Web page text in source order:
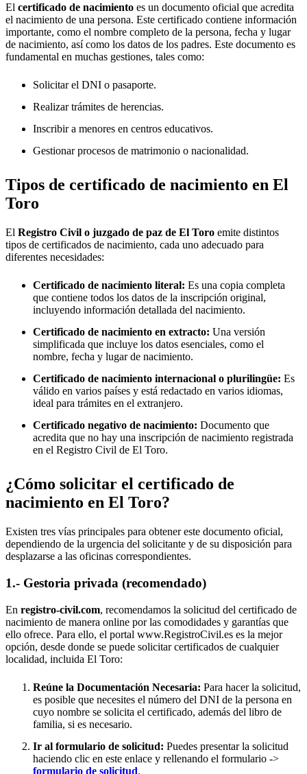
El certificado de nacimiento es un documento oficial que acredita
el nacimiento de una persona. Este certificado contiene información
importante, como el nombre completo de la persona, fecha y lugar
de nacimiento, así como los datos de los padres. Este documento es
fundamental en muchas gestiones, tales como:
Solicitar el DNI o pasaporte.
Realizar trámites de herencias.
Inscribir a menores en centros educativos.
Gestionar procesos de matrimonio o nacionalidad.
Tipos de certificado de nacimiento en El
Toro
El Registro Civil o juzgado de paz de El Toro emite distintos
tipos de certificados de nacimiento, cada uno adecuado para
diferentes necesidades:
Certificado de nacimiento literal: Es una copia completa
que contiene todos los datos de la inscripción original,
incluyendo información detallada del nacimiento.
Certificado de nacimiento en extracto: Una versión
simplificada que incluye los datos esenciales, como el
nombre, fecha y lugar de nacimiento.
Certificado de nacimiento internacional o plurilingüe: Es
válido en varios países y está redactado en varios idiomas,
ideal para trámites en el extranjero.
Certificado negativo de nacimiento: Documento que
acredita que no hay una inscripción de nacimiento registrada
en el Registro Civil de El Toro.
¿Cómo solicitar el certificado de
nacimiento en El Toro?
Existen tres vías principales para obtener este documento oficial,
dependiendo de la urgencia del solicitante y de su disposición para
desplazarse a las oficinas correspondientes.
1.- Gestoria privada (recomendado)
En registro-civil.com, recomendamos la solicitud del certificado de
nacimiento de manera online por las comodidades y garantías que
ello ofrece. Para ello, el portal www.RegistroCivil.es es la mejor
opción, desde donde se puede solicitar certificados de cualquier
localidad, incluida El Toro:
Reúne la Documentación Necesaria: Para hacer la solicitud,
es posible que necesites el número del DNI de la persona en
cuyo nombre se solicita el certificado, además del libro de
familia, si es necesario.
Ir al formulario de solicitud: Puedes presentar la solicitud
haciendo clic en este enlace y rellenando el formulario ->
formulario de solicitud.